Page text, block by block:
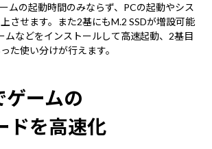
ムの起動時間のみならず、PCの起動やシス
させます。また2基にもM.2 SSDが増設可能
ムなどをインストールして高速起動、2基目
た使い分けが行えます。
ームの
ドを高速化